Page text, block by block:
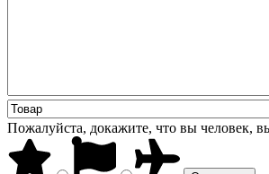
Пожалуйста, докажите, что вы человек,